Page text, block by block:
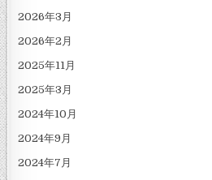
2026年3月
2026年2月
2025年11月
2025年3月
2024年10月
2024年9月
2024年7月